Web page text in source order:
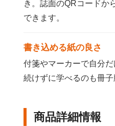
き。誌面のQRコードか
できます。
書き込める紙の良さ
付箋やマーカーで自分
続けずに学べるのも冊子
商品詳細情報